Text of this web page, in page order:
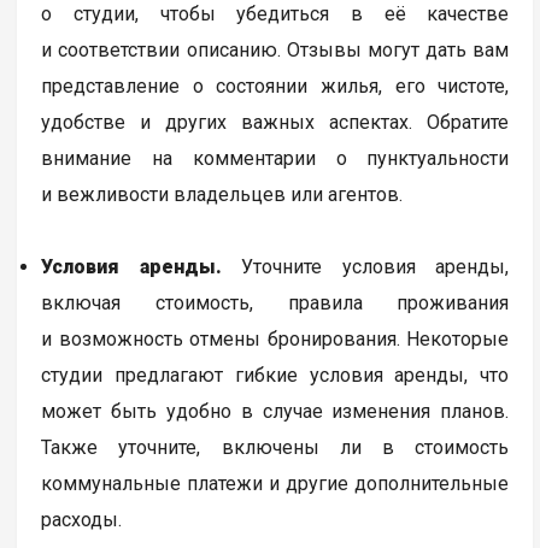
о студии, чтобы убедиться в её качестве
и соответствии описанию. Отзывы могут дать вам
представление о состоянии жилья, его чистоте,
удобстве и других важных аспектах. Обратите
внимание на комментарии о пунктуальности
и вежливости владельцев или агентов.
Условия аренды. Уточните условия аренды,
включая стоимость, правила проживания
и возможность отмены бронирования. Некоторые
студии предлагают гибкие условия аренды, что
может быть удобно в случае изменения планов.
Также уточните, включены ли в стоимость
коммунальные платежи и другие дополнительные
расходы.